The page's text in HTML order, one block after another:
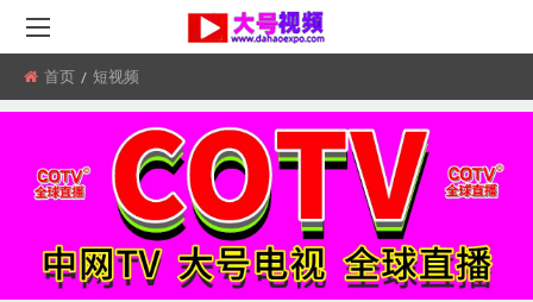
首页
所
在
短视频